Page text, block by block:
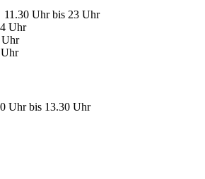
Uhr bis 23 Uhr
Uhr
Uhr
Uhr bis 13.30 Uhr